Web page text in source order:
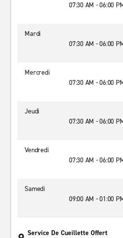
07:30 AM - 06:00
Mardi
07:30 AM - 06:00
Mercredi
07:30 AM - 06:00
Jeudi
07:30 AM - 06:00
Vendredi
07:30 AM - 06:00
Samedi
09:00 AM - 01:00
Service De Cueillette Offert